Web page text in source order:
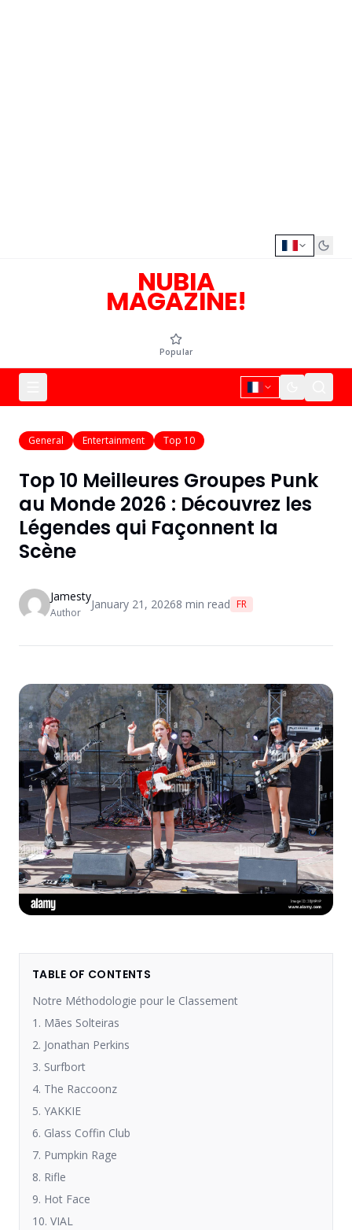
NUBIA
MAGAZINE!
Popular
General Entertainment Top 10
Top 10 Meilleures Groupes Punk
au Monde 2026 : Découvrez les
Légendes qui Façonnent la
Scène
Jamesty
Author
January 21, 20268 min read FR
TABLE OF CONTENTS
Notre Méthodologie pour le Classement
1. Mães Solteiras
2. Jonathan Perkins
3. Surfbort
4. The Raccoonz
5. YAKKIE
6. Glass Coffin Club
7. Pumpkin Rage
8. Rifle
9. Hot Face
10. VIAL